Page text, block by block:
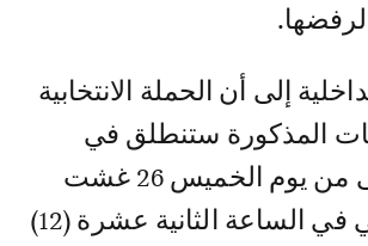
لرفضها.
إلى أن الحملة الانتخابية
المذكورة ستنطلق في
الساعة الأولى من يوم الخميس 26 غشت
2021 وستنتهي في الساعة الثانية عشرة (12)